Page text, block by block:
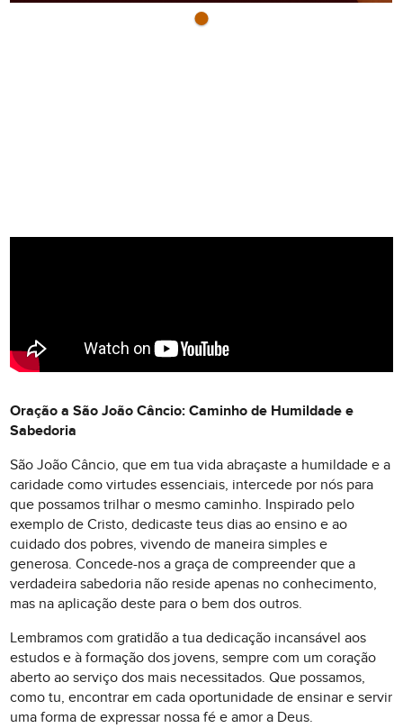
Oração a São João Câncio: Caminho de Humildade e
Sabedoria
São João Câncio, que em tua vida abraçaste a humildade e a
caridade como virtudes essenciais, intercede por nós para
que possamos trilhar o mesmo caminho. Inspirado pelo
exemplo de Cristo, dedicaste teus dias ao ensino e ao
cuidado dos pobres, vivendo de maneira simples e
generosa. Concede-nos a graça de compreender que a
verdadeira sabedoria não reside apenas no conhecimento,
mas na aplicação deste para o bem dos outros.
Lembramos com gratidão a tua dedicação incansável aos
estudos e à formação dos jovens, sempre com um coração
aberto ao serviço dos mais necessitados. Que possamos,
como tu, encontrar em cada oportunidade de ensinar e servir
uma forma de expressar nossa fé e amor a Deus.